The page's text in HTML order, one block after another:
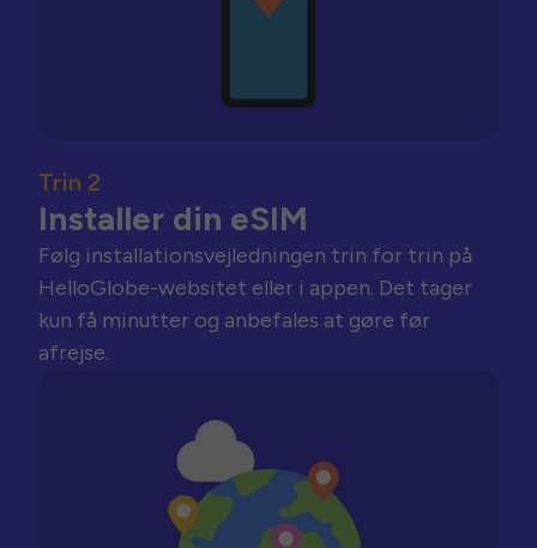
Trin 2
Installer din eSIM
Følg installationsvejledningen trin for trin på
HelloGlobe-websitet eller i appen. Det tager
kun få minutter og anbefales at gøre før
afrejse.